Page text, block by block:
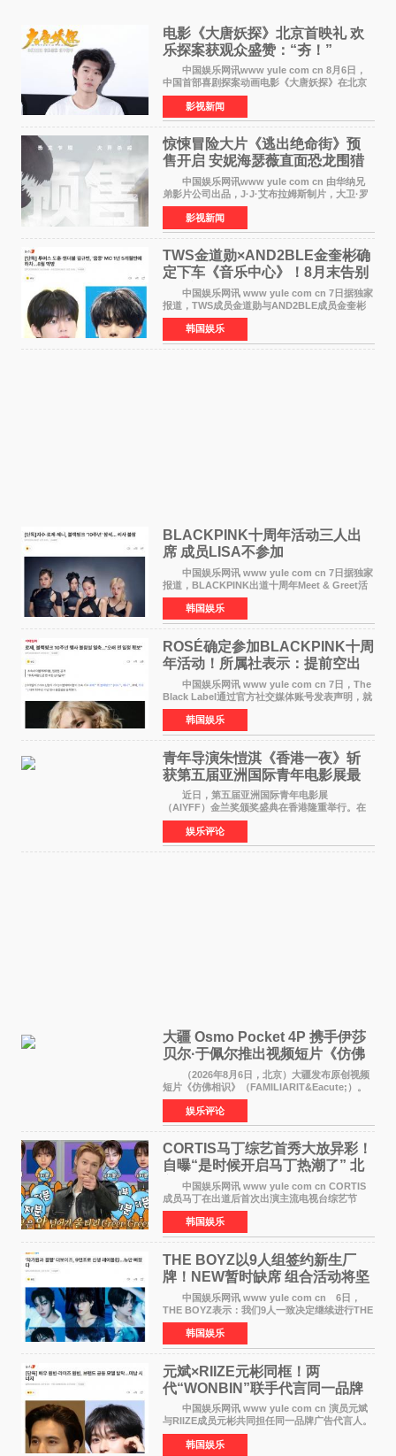
电影《大唐妖探》北京首映礼 欢
乐探案获观众盛赞：“夯！”
中国娱乐网讯www yule com cn 8月6日，
中国首部喜剧探案动画电影《大唐妖探》在北京
举办电影首映礼。导演程腾、联合导演黄珉、总
制片人曹紫建、制片人李莹莹，配音导演张喆，
对白指导程寅，领
影视新闻
惊悚冒险大片《逃出绝命街》预
售开启 安妮海瑟薇直面恐龙围猎
中国娱乐网讯www yule com cn 由华纳兄
弟影片公司出品，J·J·艾布拉姆斯制片，大卫·罗
伯特·米切尔执导，好莱坞巨星安妮·海瑟薇和伊万
·麦克格雷格领衔主演的2026暑期惊悚冒险大片
《逃出绝
影视新闻
TWS金道勋×AND2BLE金奎彬确
定下车《音乐中心》！8月末告别
MC席位
中国娱乐网讯 www yule com cn 7日据独家
报道，TWS成员金道勋与AND2BLE成员金奎彬
将于8月离开《音乐中心》MC的位置。 金道
勋与金奎彬于去年3月与H2H A-NA一起被选为
《音乐中心》MC，约1
韩国娱乐
BLACKPINK十周年活动三人出
席 成员LISA不参加
中国娱乐网讯 www yule com cn 7日据独家
报道，BLACKPINK出道十周年Meet & Greet活
动将由智秀、ROS&Eacute;、JENNIE出席，
LISA将缺席。 此前BLACKPINK所属社YG并
未为组合出道十周年做
韩国娱乐
ROSÉ确定参加BLACKPINK十周
年活动！所属社表示：提前空出
了时间
中国娱乐网讯 www yule com cn 7日，The
Black Label通过官方社交媒体账号发表声明，就
近期网络上关于ROS&Eacute;个人行程及是否参
加BLACKPINK出道纪念活动的种种猜测作出正
式回应。 Th
韩国娱乐
青年导演朱愷淇《香港一夜》斩
获第五届亚洲国际青年电影展最
佳剧本改编奖
近日，第五届亚洲国际青年电影展
（AIYFF）金兰奖颁奖盛典在香港隆重举行。在
这场汇聚数百位海内外电影人、文化界人士及媒
体代表的亚洲青年影视盛会上，香港本土电影
《香港一夜》（Dawn in Ho
娱乐评论
大疆 Osmo Pocket 4P 携手伊莎
贝尔·于佩尔推出视频短片《仿佛
相识》
（2026年8月6日，北京）大疆发布原创视频
短片《仿佛相识》（FAMILIARIT&Eacute;）。
视频短片由戛纳国际电影节最佳女演员伊莎贝尔·
于佩尔（Isabelle Huppert）主演，全程使用大
疆首款双主摄口
娱乐评论
CORTIS马丁综艺首秀大放异彩！
自曝“是时候开启马丁热潮了” 北
美巡演火热进行中
中国娱乐网讯 www yule com cn CORTIS
成员马丁在出道后首次出演主流电视台综艺节
目，展现了多才多艺的魅力。 马丁出演了5日
播出的MBC《Radio Star》Fashion与Passion
之间，I&lsquo;m
韩国娱乐
THE BOYZ以9人组签约新生厂
牌！NEW暂时缺席 组合活动将坚
定不移继续
中国娱乐网讯 www yule com cn 6日，
THE BOYZ表示：我们9人一致决定继续进行THE
BOYZ组合活动，并且已经完成了组合团体活动
签约。目前正在新生厂牌下进行活动准备。尚未
离开THE BOYZ原所
韩国娱乐
元斌×RIIZE元彬同框！两
代“WONBIN”联手代言同一品牌
颜值天花板合体
中国娱乐网讯 www yule com cn 演员元斌
与RIIZE成员元彬共同担任同一品牌广告代言人。
6日据独家报道，继演员元斌之后，RIIZE元彬最
近也被选为某在线中介平台A公司的共同广告代言
韩国娱乐